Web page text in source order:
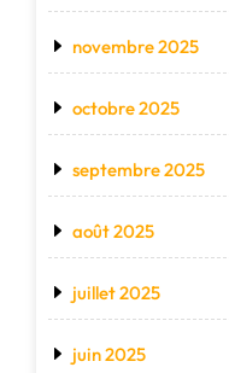
novembre 2025
octobre 2025
septembre 2025
août 2025
juillet 2025
juin 2025